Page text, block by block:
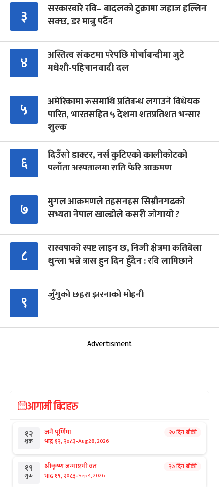
३
सरकारबारे रवि– बादलको टुक्रामा जहाज हल्लिन
सक्छ, डर मान्नु पर्दैन
४
अस्तित्व संकटमा परेपछि मोर्चाबन्दीमा जुटे
मधेशी-पहिचानवादी दल
५
अमेरिकामा रूसमाथि प्रतिबन्ध लगाउने विधेयक
पारित, भारतसहित ५ देशमा शतप्रतिशत भन्सार
शुल्क
६
दिउँसो डाक्टर, नर्स कुटिएको कालीकोटको
पलाँता अस्पतालमा राति फेरि आक्रमण
७
मुगल आक्रमणले तहसनहस सिम्रौनगढको
सभ्यता नेपाल खाल्डोले कसरी जोगायो ?
८
रास्वपाको स्पष्ट लाइन छ, निजी क्षेत्रमा कतिबेला
थुन्ला भन्ने त्रास हुन दिन हुँदैन : रवि लामिछाने
९ जुँगुको छहरा झरनाको मोहनी
Advertisment
आगामी बिदाहरु
१२
शुक्र
जनै पूर्णिमा
भाद्र १२, २०८३-Aug 28, 2026
२० दिन बाँकी
१९
शुक्र
श्रीकृष्ण जन्माष्टमी व्रत
भाद्र १९, २०८३-Sep 4, 2026
२७ दिन बाँकी